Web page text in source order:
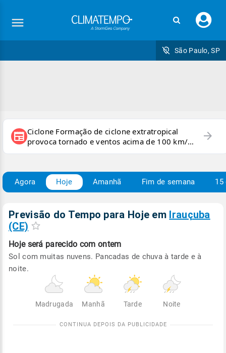
seu
São Paulo, SP
newspaper Ciclone Formação de ciclone extratropical
provoca tornado e ventos acima de 100 km/h
no RS
arrow_forward
Agora Hoje Amanhã Fim de semana 15
Previsão do Tempo para Hoje em Irauçuba
(CE)
Hoje será parecido com ontem
Sol com muitas nuvens. Pancadas de chuva à tarde e à
noite.
Madrugada Manhã Tarde Noite